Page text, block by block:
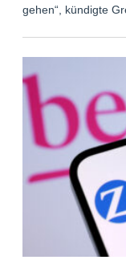
gehen“, kündigte